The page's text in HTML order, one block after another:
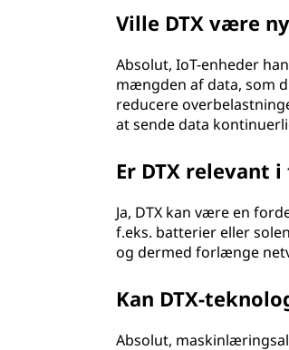
Ville DTX være
Absolut, IoT-enheder
mængden af data, som
reducere
at sende data
Er DTX relevant
Ja, DTX kan være en
f.eks. batterier eller
og dermed forlænge
Kan DTX-
Absolut,